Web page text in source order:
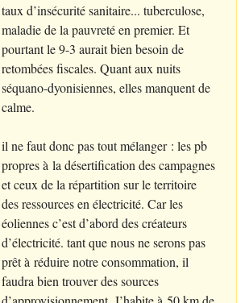
taux d’insécurité sanitaire... tuberculose,
maladie de la pauvreté en premier. Et
pourtant le 9-3 aurait bien besoin de
retombées fiscales. Quant aux nuits
séquano-dyonisiennes, elles manquent de
calme.
il ne faut donc pas tout mélanger : les pb
propres à la désertification des campagnes
et ceux de la répartition sur le territoire
des ressources en électricité. Car les
éoliennes c’est d’abord des créateurs
d’électricité. tant que nous ne serons pas
prêt à réduire notre consommation, il
faudra bien trouver des sources